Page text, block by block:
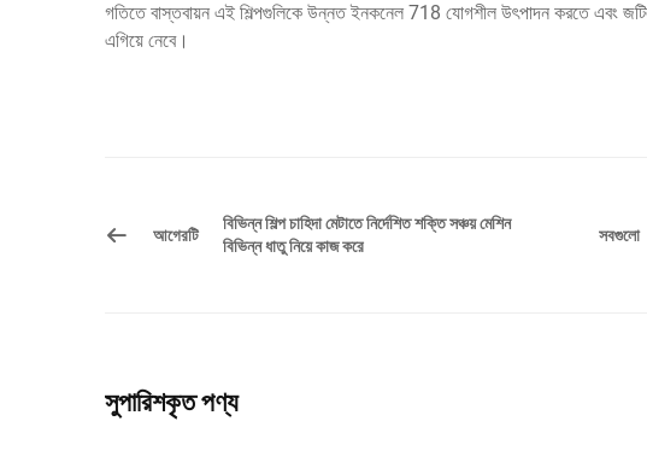
গতিতে বাস্তবায়ন এই শিল্পগুলিকে উন্নত ইনকনেল 718 যোগশীল উৎপাদন করতে এবং
এগিয়ে নেবে।
আগেরটি
বিভিন্ন শিল্প চাহিদা মেটাতে নির্দেশিত শক্তি সঞ্চয় মেশিন
বিভিন্ন ধাতু নিয়ে কাজ করে
সবগুলো
সুপারিশকৃত পণ্য